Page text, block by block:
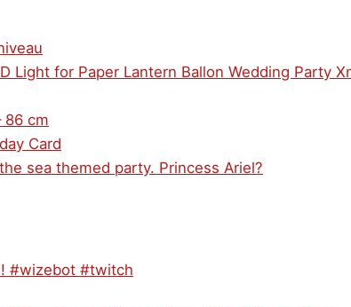
Light for Paper Lantern Ballon Wedding Party
86 cm
Card
sea themed party. Princess Ariel?
#wizebot #twitch